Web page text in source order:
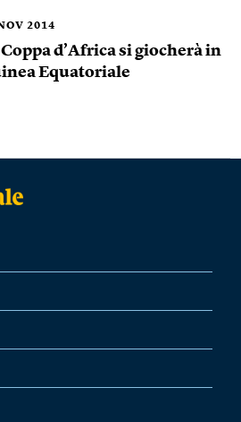
2014
d’Africa si giocherà in
Equatoriale